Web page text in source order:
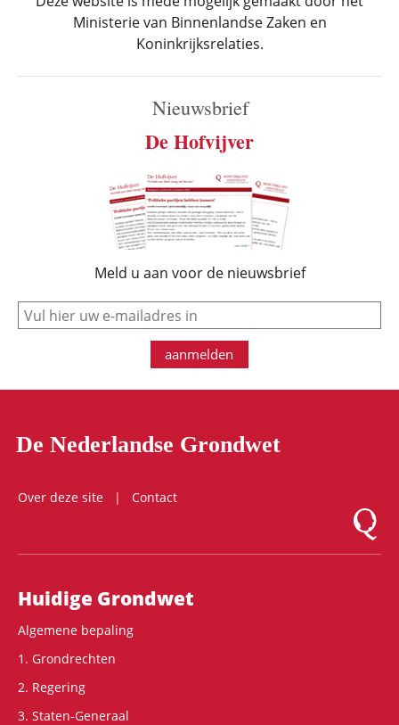
Ministerie van Binnenlandse Zaken en
Koninkrijksrelaties.
Nieuwsbrief
De Hofvijver
Meld u aan voor de nieuwsbrief
e-mail
aanmelden
De Nederlandse Grondwet
Over deze site
Contact
Logo
Hoofdnavigatie
Huidige Grondwet
Algemene bepaling
1. Grondrechten
2. Regering
3. Staten-Generaal